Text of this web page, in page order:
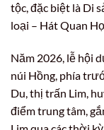
tộc, đặc biệt là Di
loại – Hát Quan
Năm 2026, lễ hội
núi Hồng, phía
Du, thị trấn Lim,
điểm trung tâm,